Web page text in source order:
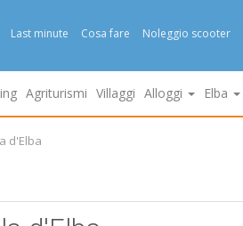
Last minute Cosa fare Noleggio scooter
Agriturismi Villaggi Alloggi Elba
d'Elba